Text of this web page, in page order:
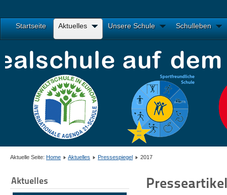
Startseite Aktuelles Unsere Schule Schulleben
Aktuelle Seite: Home Aktuelles Pressespiegel 2017
Aktuelles